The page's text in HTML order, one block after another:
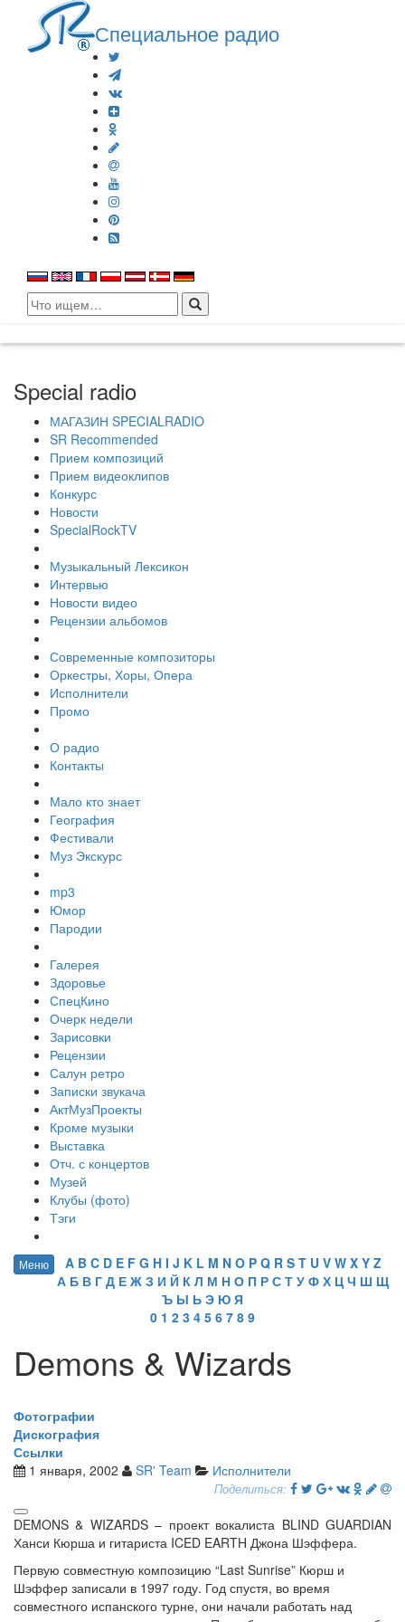
Специальное радио
Search
for:
Special radio
МАГАЗИН SPECIALRADIO
SR Recommended
Прием композиций
Прием видеоклипов
Конкурс
Новости
SpecialRockTV
Музыкальный Лексикон
Интервью
Новости видео
Рецензии альбомов
Современные композиторы
Оркестры, Хоры, Опера
Исполнители
Промо
О радио
Контакты
Мало кто знает
География
Фестивали
Муз Экскурс
mp3
Юмор
Пародии
Галерея
Здоровье
СпецКино
Очерк недели
Зарисовки
Рецензии
Салун ретро
Записки звукача
АктМузПроекты
Кроме музыки
Выставка
Отч. с концертов
Музей
Клубы (фото)
Тэги
Меню A B C D E F G H I J K L M N O P Q R S T U V W X Y Z
А Б В Г Д Е Ж З И Й К Л М Н О П Р С Т У Ф Х Ц Ч Ш Щ
Ъ Ы Ь Э Ю Я
0 1 2 3 4 5 6 7 8 9
Demons & Wizards
Фотографии
Дискография
Ссылки
1 января, 2002
SR' Team Исполнители
Поделиться:
DEMONS & WIZARDS – проект вокалиста BLIND GUARDIAN
Ханси Кюрша и гитариста ICED EARTH Джона Шэффера.
Первую совместную композицию “Last Sunrise” Кюрш и
Шэффер записали в 1997 году. Год спустя, во время
совместного испанского турне, они начали работать над